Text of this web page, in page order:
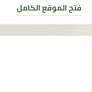
فتح الموقع الكامل